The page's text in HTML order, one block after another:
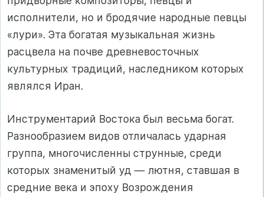
исполнители, но и бродячие народные певцы
«лури». Эта богатая музыкальная жизнь
расцвела на почве древневосточных
культурных традиций, наследником которых
являлся Иран.
Инструментарий Востока был весьма богат.
Разнообразием видов отличалась ударная
группа, многочисленны струнные, среди
которых знаменитый уд — лютня, ставшая в
средние века и эпоху Возрождения